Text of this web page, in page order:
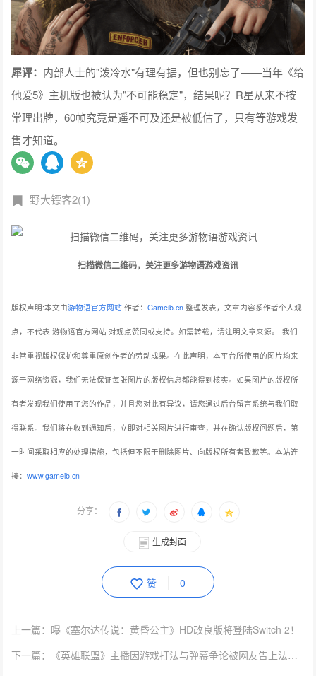
犀评： 内部人士的"泼冷水"有理有据，但也别忘了——当年《给
他爱5》主机版也被认为"不可能稳定"，结果呢？R星从来不按
常理出牌，60帧究竟是遥不可及还是被低估了，只有等游戏发
售才知道。
野大镖客2(1)
扫描微信二维码，关注更多游物语游戏资讯
版权声明:本文由游物语官方网站 作者：Gameib.cn 整理发表，文章内容系作者个人观
点，不代表 游物语官方网站 对观点赞同或支持。如需转载，请注明文章来源。 我们
非常重视版权保护和尊重原创作者的劳动成果。在此声明，本平台所使用的图片均来
源于网络资源，我们无法保证每张图片的版权信息都能得到核实。如果图片的版权所
有者发现我们使用了您的作品，并且您对此有异议，请您通过后台留言系统与我们取
得联系。我们将在收到通知后，立即对相关图片进行审查，并在确认版权问题后，第
一时间采取相应的处理措施，包括但不限于删除图片、向版权所有者致歉等。本站连
接：www.gameib.cn
分享：
生成封面
赞 0
上一篇：曝《塞尔达传说：黄昏公主》HD改良版将登陆Switch 2！
下一篇：《英雄联盟》主播因游戏打法与弹幕争论被网友告上法庭！庭上还在激情辩论